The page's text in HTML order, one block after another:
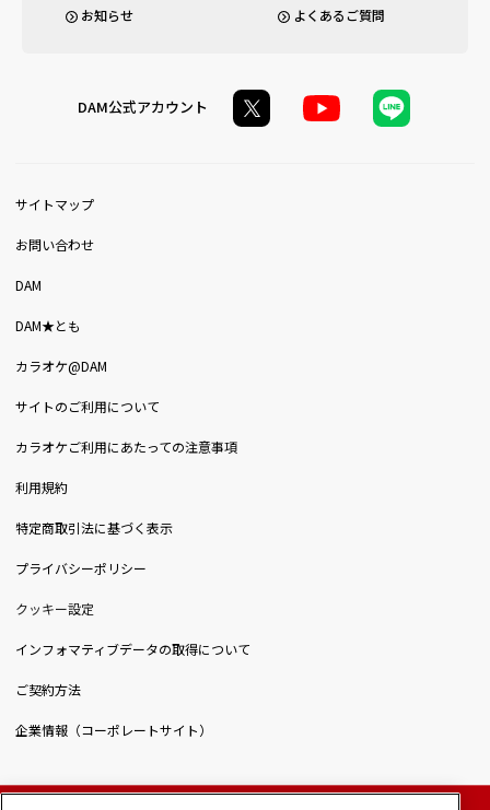
お知らせ よくあるご質問
DAM公式アカウント
サイトマップ
お問い合わせ
DAM
DAM★とも
カラオケ@DAM
サイトのご利用について
カラオケご利用にあたっての注意事項
利用規約
特定商取引法に基づく表示
プライバシーポリシー
クッキー設定
インフォマティブデータの取得について
ご契約方法
企業情報（コーポレートサイト）